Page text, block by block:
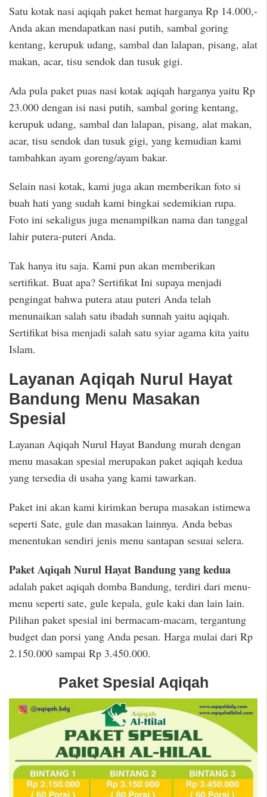
Satu kotak nasi aqiqah paket hemat harganya Rp 14.000,-
Anda akan mendapatkan nasi putih, sambal goring
kentang, kerupuk udang, sambal dan lalapan, pisang, alat
makan, acar, tisu sendok dan tusuk gigi.
Ada pula paket puas nasi kotak aqiqah harganya yaitu Rp
23.000 dengan isi nasi putih, sambal goring kentang,
kerupuk udang, sambal dan lalapan, pisang, alat makan,
acar, tisu sendok dan tusuk gigi, yang kemudian kami
tambahkan ayam goreng/ayam bakar.
Selain nasi kotak, kami juga akan memberikan foto si
buah hati yang sudah kami bingkai sedemikian rupa.
Foto ini sekaligus juga menampilkan nama dan tanggal
lahir putera-puteri Anda.
Tak hanya itu saja. Kami pun akan memberikan
sertifikat. Buat apa? Sertifikat Ini supaya menjadi
pengingat bahwa putera atau puteri Anda telah
menunaikan salah satu ibadah sunnah yaitu aqiqah.
Sertifikat bisa menjadi salah satu syiar agama kita yaitu
Islam.
Layanan Aqiqah Nurul Hayat
Bandung Menu Masakan
Spesial
Layanan Aqiqah Nurul Hayat Bandung murah dengan
menu masakan spesial merupakan paket aqiqah kedua
yang tersedia di usaha yang kami tawarkan.
Paket ini akan kami kirimkan berupa masakan istimewa
seperti Sate, gule dan masakan lainnya. Anda bebas
menentukan sendiri jenis menu santapan sesuai selera.
Paket Aqiqah Nurul Hayat Bandung yang kedua
adalah paket aqiqah domba Bandung, terdiri dari menu-
menu seperti sate, gule kepala, gule kaki dan lain lain.
Pilihan paket spesial ini bermacam-macam, tergantung
budget dan porsi yang Anda pesan. Harga mulai dari Rp
2.150.000 sampai Rp 3.450.000.
Paket Spesial Aqiqah